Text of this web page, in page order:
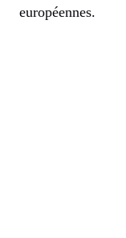
européennes.